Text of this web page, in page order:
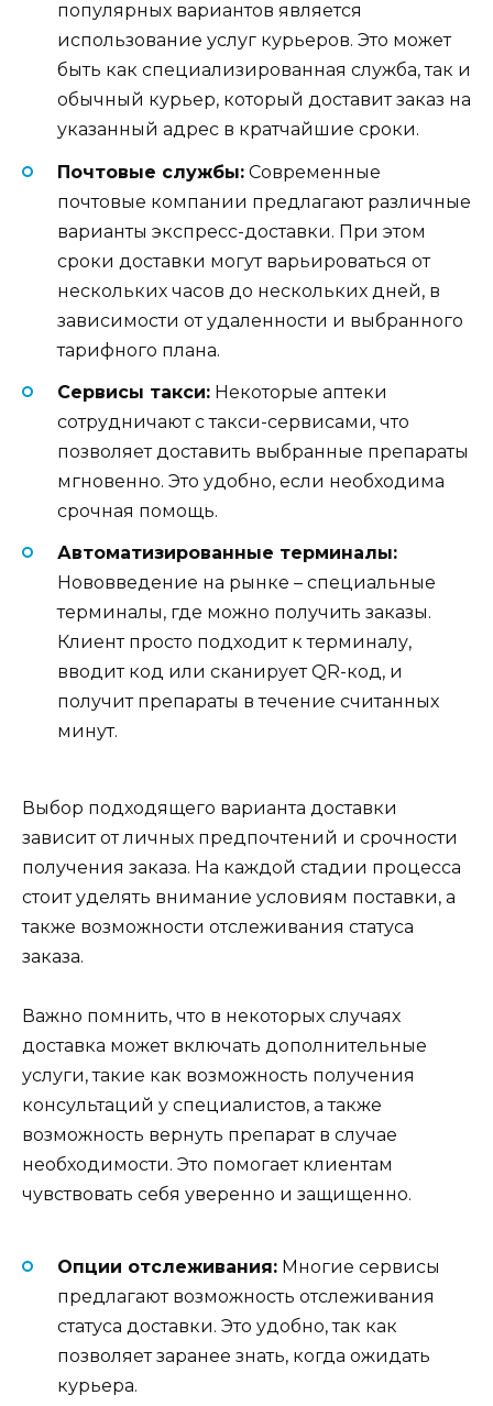
популярных вариантов является
использование услуг курьеров. Это может
быть как специализированная служба, так и
обычный курьер, который доставит заказ на
указанный адрес в кратчайшие сроки.
Почтовые службы: Современные
почтовые компании предлагают различные
варианты экспресс-доставки. При этом
сроки доставки могут варьироваться от
нескольких часов до нескольких дней, в
зависимости от удаленности и выбранного
тарифного плана.
Сервисы такси: Некоторые аптеки
сотрудничают с такси-сервисами, что
позволяет доставить выбранные препараты
мгновенно. Это удобно, если необходима
срочная помощь.
Автоматизированные терминалы:
Нововведение на рынке – специальные
терминалы, где можно получить заказы.
Клиент просто подходит к терминалу,
вводит код или сканирует QR-код, и
получит препараты в течение считанных
минут.
Выбор подходящего варианта доставки
зависит от личных предпочтений и срочности
получения заказа. На каждой стадии процесса
стоит уделять внимание условиям поставки, а
также возможности отслеживания статуса
заказа.
Важно помнить, что в некоторых случаях
доставка может включать дополнительные
услуги, такие как возможность получения
консультаций у специалистов, а также
возможность вернуть препарат в случае
необходимости. Это помогает клиентам
чувствовать себя уверенно и защищенно.
Опции отслеживания: Многие сервисы
предлагают возможность отслеживания
статуса доставки. Это удобно, так как
позволяет заранее знать, когда ожидать
курьера.